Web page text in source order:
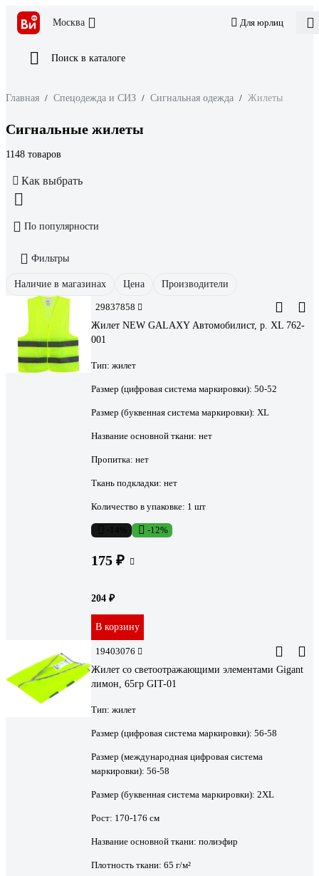
Москва Для юрлиц
Поиск в каталоге
Главная / Спецодежда и СИЗ / Сигнальная одежда / Жилеты
Сигнальные жилеты
1148 товаров
Как выбрать
По популярности
Фильтры
Наличие в магазинах Цена Производители
29837858
Жилет NEW GALAXY Автомобилист, р. XL 762-
001
Тип: жилет
Размер (цифровая система маркировки): 50-52
Размер (буквенная система маркировки): XL
Название основной ткани: нет
Пропитка: нет
Ткань подкладки: нет
Количество в упаковке: 1 шт
-12%
175 ₽
204 ₽
В корзину
19403076
Жилет со светоотражающими элементами Gigant
лимон, 65гр GIT-01
Тип: жилет
Размер (цифровая система маркировки): 56-58
Размер (международная цифровая система
маркировки): 56-58
Размер (буквенная система маркировки): 2XL
Рост: 170-176 см
Название основной ткани: полиэфир
Плотность ткани: 65 г/м²